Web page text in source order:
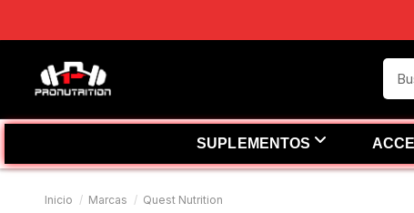
SUPLEMENTOS
Inicio Marcas Quest Nutrition